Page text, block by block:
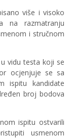
više i visoko
na razmatranju
i stručnom
vidu testa koji se
ocjenjuje se sa
ispitu kandidate
broj bodova
ispitu ostvarili
usmenom